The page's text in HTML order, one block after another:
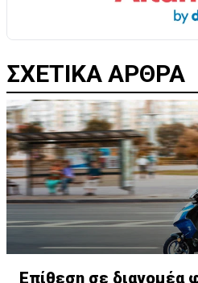
ΣΧΕΤΙΚΑ ΑΡΘΡΑ
Επίθεση σε διανομέα